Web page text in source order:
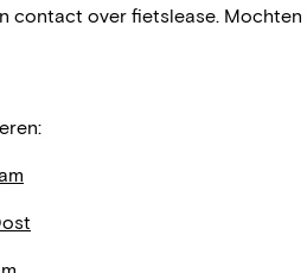
contact over fietslease.